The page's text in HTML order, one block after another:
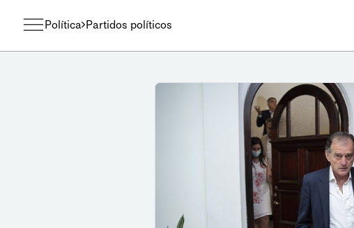
Política Partidos políticos